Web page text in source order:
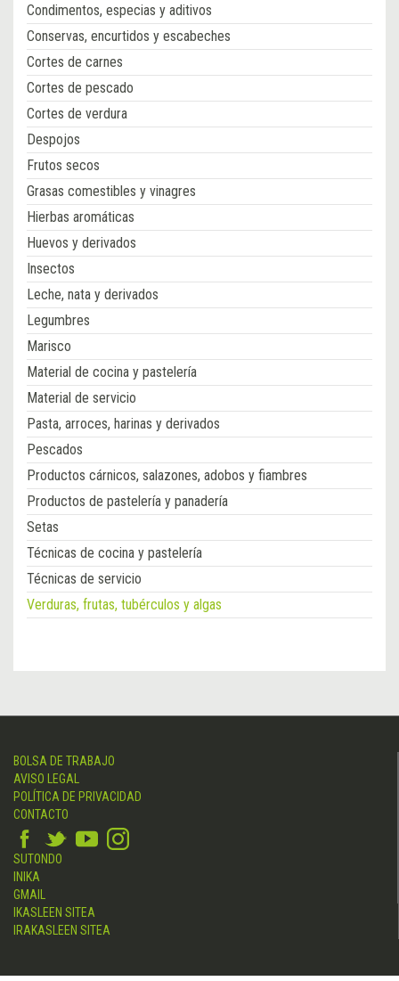
Condimentos, especias y aditivos
Conservas, encurtidos y escabeches
Cortes de carnes
Cortes de pescado
Cortes de verdura
Despojos
Frutos secos
Grasas comestibles y vinagres
Hierbas aromáticas
Huevos y derivados
Insectos
Leche, nata y derivados
Legumbres
Marisco
Material de cocina y pastelería
Material de servicio
Pasta, arroces, harinas y derivados
Pescados
Productos cárnicos, salazones, adobos y fiambres
Productos de pastelería y panadería
Setas
Técnicas de cocina y pastelería
Técnicas de servicio
Verduras, frutas, tubérculos y algas
BOLSA DE TRABAJO
AVISO LEGAL
POLÍTICA DE PRIVACIDAD
CONTACTO
SUTONDO
INIKA
GMAIL
IKASLEEN SITEA
IRAKASLEEN SITEA